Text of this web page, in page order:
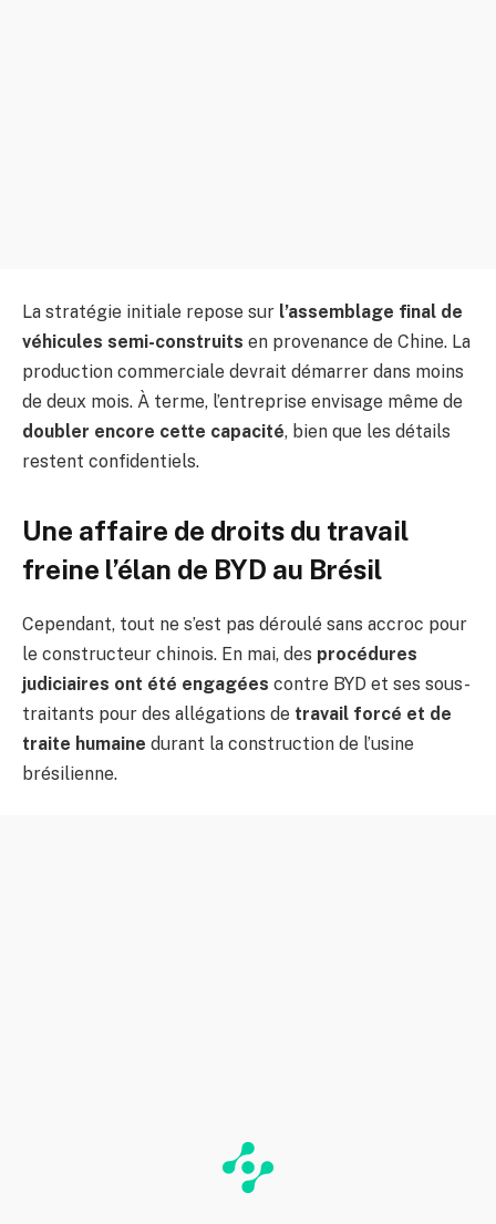
La stratégie initiale repose sur l’assemblage final de
véhicules semi-construits en provenance de Chine. La
production commerciale devrait démarrer dans moins
de deux mois. À terme, l’entreprise envisage même de
doubler encore cette capacité, bien que les détails
restent confidentiels.
Une affaire de droits du travail
freine l’élan de BYD au Brésil
Cependant, tout ne s’est pas déroulé sans accroc pour
le constructeur chinois. En mai, des procédures
judiciaires ont été engagées contre BYD et ses sous-
traitants pour des allégations de travail forcé et de
traite humaine durant la construction de l’usine
brésilienne.